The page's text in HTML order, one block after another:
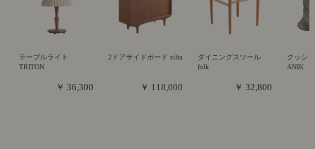
テーブルライト
TRITON
￥ 36,300
2ドアサイドボード silta
￥ 118,000
ダイニングスツール
folk
￥ 32,800
クッシ
ANIK